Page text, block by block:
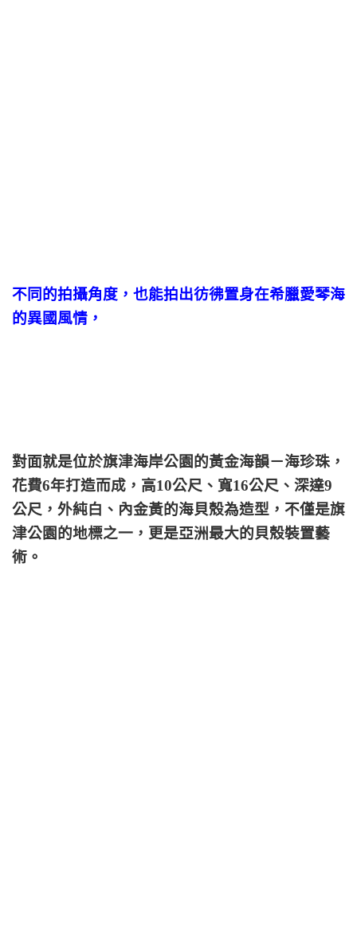
不同的拍攝角度，也能拍出彷彿置身在希臘愛琴海
的異國風情，
對面就是位於旗津海岸公園的黃金海韻－海珍珠，
花費6年打造而成，高10公尺、寬16公尺、深達9
公尺，外純白、內金黃的海貝殼為造型，不僅是旗
津公園的地標之一，更是亞洲最大的貝殼裝置藝
術。